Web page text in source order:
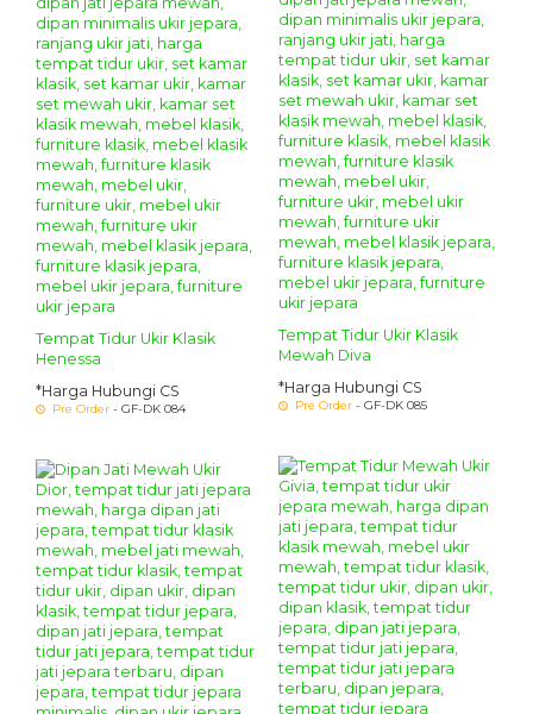
Tempat Tidur Ukir Klasik
Mewah Diva
*Harga Hubungi CS
Pre Order - GF-DK 085
Tempat Tidur Ukir Klasik
Henessa
*Harga Hubungi CS
Pre Order - GF-DK 084